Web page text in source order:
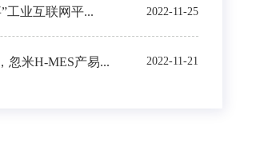
工业互联网平... 2022-11-25
忽米H-MES产易... 2022-11-21